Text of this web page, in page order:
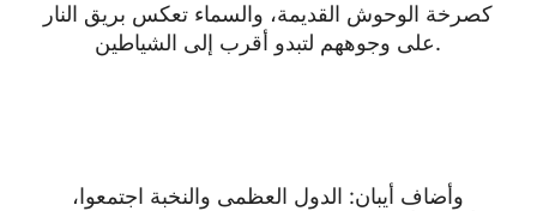
كصرخة الوحوش القديمة، والسماء تعكس بريق النار
على وجوههم لتبدو أقرب إلى الشياطين.
وأضاف أيبان: الدول العظمى والنخبة اجتمعوا،